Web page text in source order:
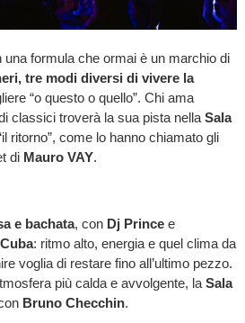
formula che ormai è un marchio di
tre modi diversi di vivere la
“o questo o quello”. Chi ama
classici troverà la sua pista nella Sala
ritorno”, come lo hanno chiamato gli
di Mauro VAY.
e bachata, con Dj Princee
: ritmo alto, energia e quel clima da
voglia di restare fino all’ultimo pezzo.
più calda e avvolgente, la Sala
Bruno Checchin.